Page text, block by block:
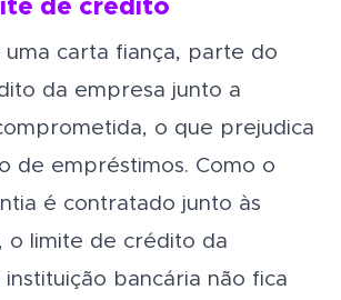
de crédito
carta fiança, parte do
da empresa junto a
o que prejudica
de empréstimos. Como o
é contratado junto às
o limite de crédito da
bancária não fica